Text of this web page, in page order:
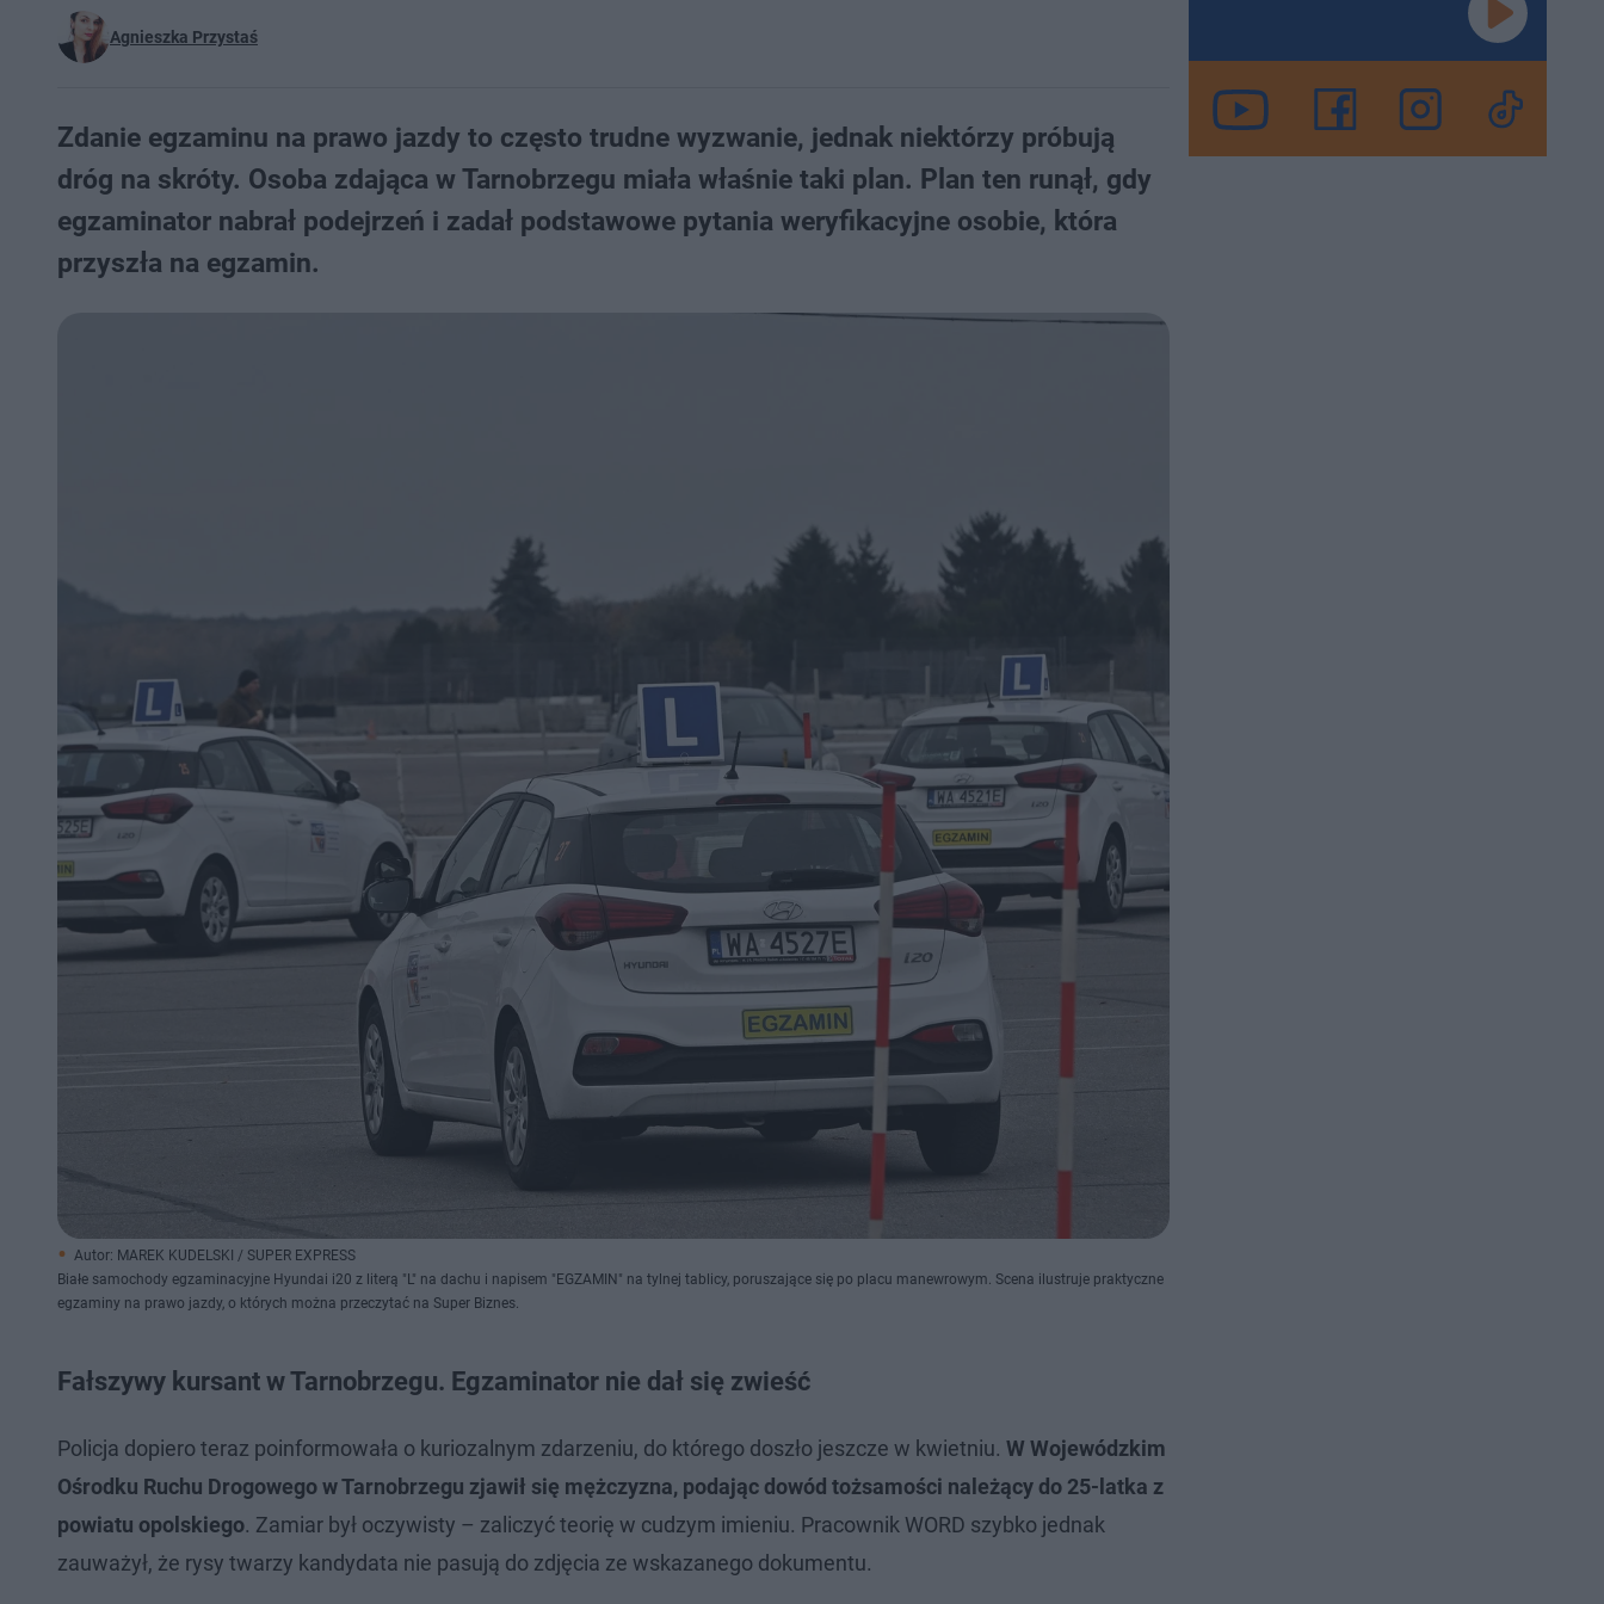
Agnieszka Przystaś
Zdanie egzaminu na prawo jazdy to często trudne wyzwanie, jednak niektórzy próbują
dróg na skróty. Osoba zdająca w Tarnobrzegu miała właśnie taki plan. Plan ten runął, gdy
egzaminator nabrał podejrzeń i zadał podstawowe pytania weryfikacyjne osobie, która
przyszła na egzamin.
Autor: MAREK KUDELSKI / SUPER EXPRESS
Białe samochody egzaminacyjne Hyundai i20 z literą "L" na dachu i napisem "EGZAMIN" na tylnej tablicy, poruszające się po placu manewrowym. Scena ilustruje praktyczne
egzaminy na prawo jazdy, o których można przeczytać na Super Biznes.
Fałszywy kursant w Tarnobrzegu. Egzaminator nie dał się zwieść
Policja dopiero teraz poinformowała o kuriozalnym zdarzeniu, do którego doszło jeszcze w kwietniu. W Wojewódzkim
Ośrodku Ruchu Drogowego w Tarnobrzegu zjawił się mężczyzna, podając dowód tożsamości należący do 25-latka z
powiatu opolskiego. Zamiar był oczywisty – zaliczyć teorię w cudzym imieniu. Pracownik WORD szybko jednak
zauważył, że rysy twarzy kandydata nie pasują do zdjęcia ze wskazanego dokumentu.